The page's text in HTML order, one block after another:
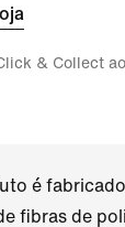
& Collect
é
fibras de